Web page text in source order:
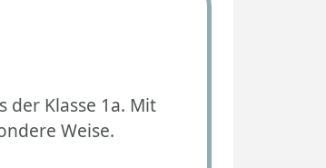
der Klasse 1a. Mit
Weise.